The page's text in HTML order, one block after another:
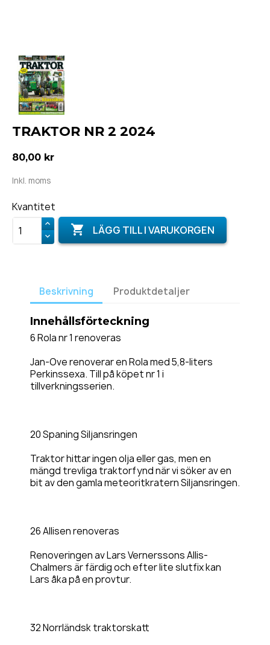
TRAKTOR NR 2 2024
80,00 kr
Inkl. moms
Kvantitet
 LÄGG TILL I VARUKORGEN
Beskrivning Produktdetaljer
Innehållsförteckning
6 Rola nr 1 renoveras
Jan-Ove renoverar en Rola med 5,8-liters
Perkinssexa. Till på köpet nr 1 i
tillverkningsserien.
20 Spaning Siljansringen
Traktor hittar ingen olja eller gas, men en
mängd trevliga traktorfynd när vi söker av en
bit av den gamla meteoritkratern Siljansringen.
26 Allisen renoveras
Renoveringen av Lars Vernerssons Allis-
Chalmers är färdig och efter lite slutfix kan
Lars åka på en provtur.
32 Norrländsk traktorskatt